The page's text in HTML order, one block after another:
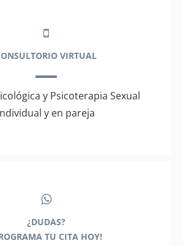
VIRTUAL
y Psicoterapia Sexual
y en pareja
¿DUDAS?
TU CITA HOY!